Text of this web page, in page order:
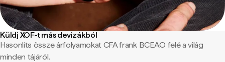
Küldj XOF-t más devizákból
Hasonlíts össze árfolyamokat CFA frank BCEAO felé a világ
minden tájáról.